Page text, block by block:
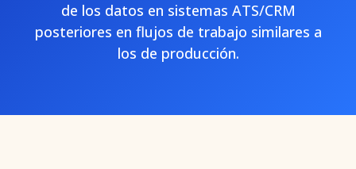
de los datos en sistemas ATS/CRM
posteriores en flujos de trabajo similares a
los de producción.